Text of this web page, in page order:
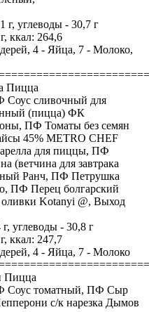
г, углеводы - 30,7 г
ккал: 264,6
4 - Яйца, 7 - Молоко,
Пицца
сливочный для
(пицца) ФК
ПФ Томаты без семян
45% METRO CHEF
для пиццы, ПФ
(ветчина для завтрака
Ранч, ПФ Петрушка
ПФ Перец болгарский
Kotanyi @, Выход
углеводы - 30,8 г
ккал: 247,7
4 - Яйца, 7 - Молоко
Пицца
Соус томатный, ПФ Сыр
с/к нарезка Дымов